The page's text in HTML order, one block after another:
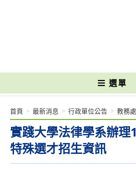
選單
實踐大學法律學系辦
特殊選才招生資訊
首頁 > 最新消息 > 行政單位公告 > 教務